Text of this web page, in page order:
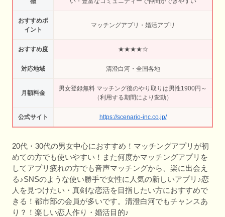
おすすめポ
イント
マッチングアプリ・婚活アプリ
おすすめ度 ★★★★☆
対応地域 清澄白河・全国各地
月額料金
男女登録無料 マッチング後のやり取りは男性1900円～
（利用する期間により変動）
公式サイト https://scenario-inc.co.jp/
20代・30代の男女中心におすすめ！マッチングアプリが初
めての方でも使いやすい！また何度かマッチングアプリを
してアプリ疲れの方でも音声マッチングから、楽に出会え
る♪SNSのような使い勝手で女性に人気の新しいアプリ♪恋
人を見つけたい・真剣な恋活を目指したい方におすすめで
きる！都市部の会員が多いです。清澄白河でもチャンスあ
り？！楽しい恋人作り・婚活目的♪